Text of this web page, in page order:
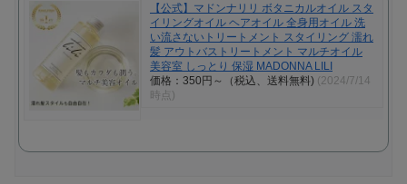
【公式】マドンナリリ ボタニカルオイル スタ
イリングオイル ヘアオイル 全身用オイル 洗
い流さないトリートメント スタイリング 濡れ
髪 アウトバストリートメント マルチオイル
美容室 しっとり 保湿 MADONNA LILI
価格：350円～（税込、送料無料) (2024/7/14
時点)